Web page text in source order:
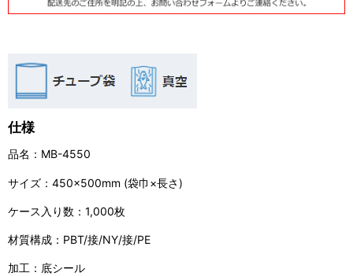
仕様
品名：MB-4550
サイズ：450×500mm (袋巾×長さ)
ケース入り数：1,000枚
材質構成：PBT/接/NY/接/PE
加工：底シール